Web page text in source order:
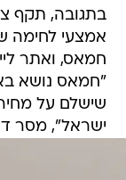
בתגובה, תקף
אמצעי לחימה
חמאס, ואתר
"חמאס נושא
שישלם על
ישראל", מסר